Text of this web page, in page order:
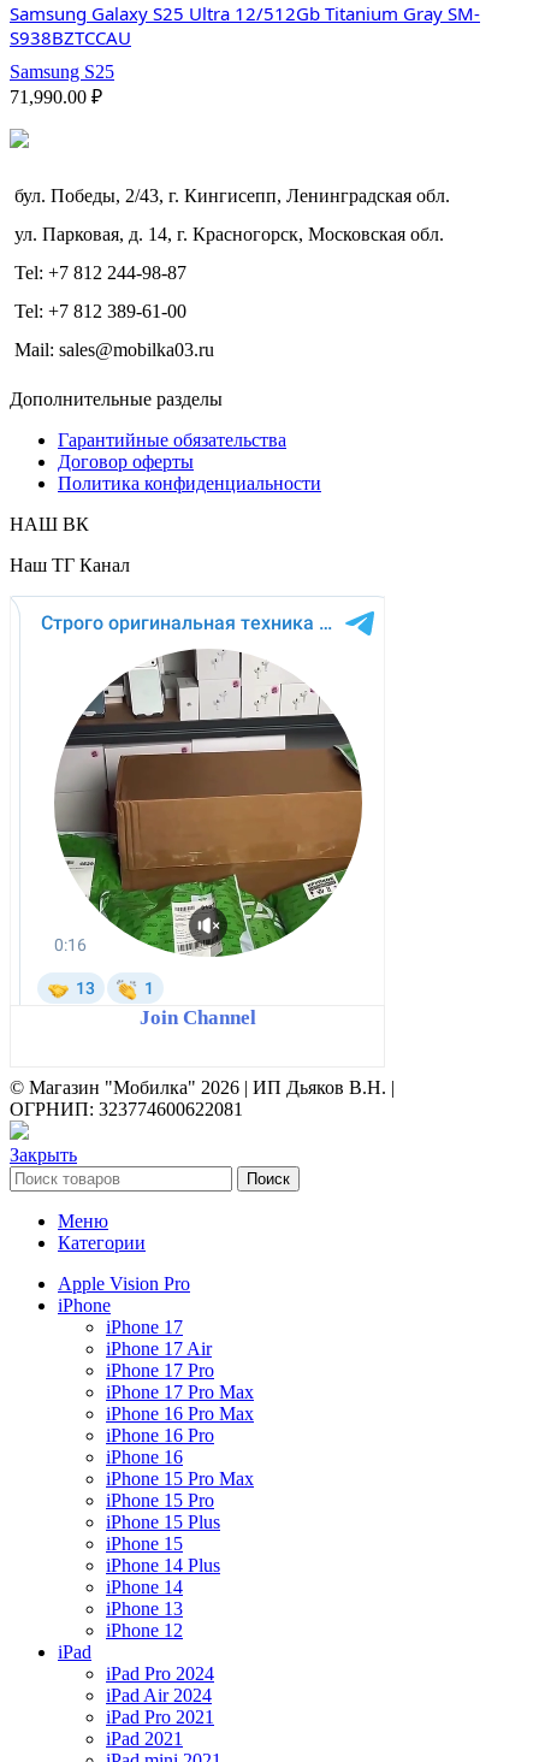
Samsung Galaxy S25 Ultra 12/512Gb Titanium Gray SM-
S938BZTCCAU
Samsung S25
71,990.00 ₽
бул. Победы, 2/43, г. Кингисепп, Ленинградская обл.
ул. Парковая, д. 14, г. Красногорск, Московская обл.
Tel: +7 812 244-98-87
Tel: +7 812 389-61-00
Mail: sales@mobilka03.ru
Дополнительные разделы
Гарантийные обязательства
Договор оферты
Политика конфиденциальности
НАШ ВК
Наш ТГ Канал
Join Channel
© Магазин "Мобилка" 2026 | ИП Дьяков В.Н. |
ОГРНИП: 323774600622081
Закрыть
Поиск
Меню
Категории
Apple Vision Pro
iPhone
iPhone 17
iPhone 17 Air
iPhone 17 Pro
iPhone 17 Pro Max
iPhone 16 Pro Max
iPhone 16 Pro
iPhone 16
iPhone 15 Pro Max
iPhone 15 Pro
iPhone 15 Plus
iPhone 15
iPhone 14 Plus
iPhone 14
iPhone 13
iPhone 12
iPad
iPad Pro 2024
iPad Air 2024
iPad Pro 2021
iPad 2021